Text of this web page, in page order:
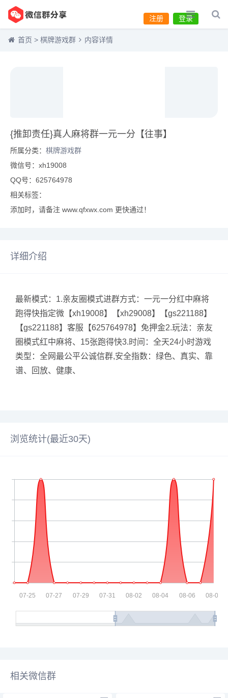
登录
注册
首页 > 棋牌游戏群 内容详情
{推卸责任}真人麻将群一元一分【往事】
所属分类： 棋牌游戏群
微信号：xh19008
QQ号：625764978
相关标签：
添加时，请备注 www.qfxwx.com 更快通过！
详细介绍
最新模式：1.亲友圈模式进群方式：一元一分红中麻将
跑得快指定微【xh19008】【xh29008】【gs221188】
【gs221188】客服【625764978】免押金2.玩法：亲友
圈模式红中麻将、15张跑得快3.时间：全天24小时游戏
类型：全网最公平公诚信群,安全指数：绿色、真实、靠
谱、回放、健康、
浏览统计(最近30天)
相关微信群